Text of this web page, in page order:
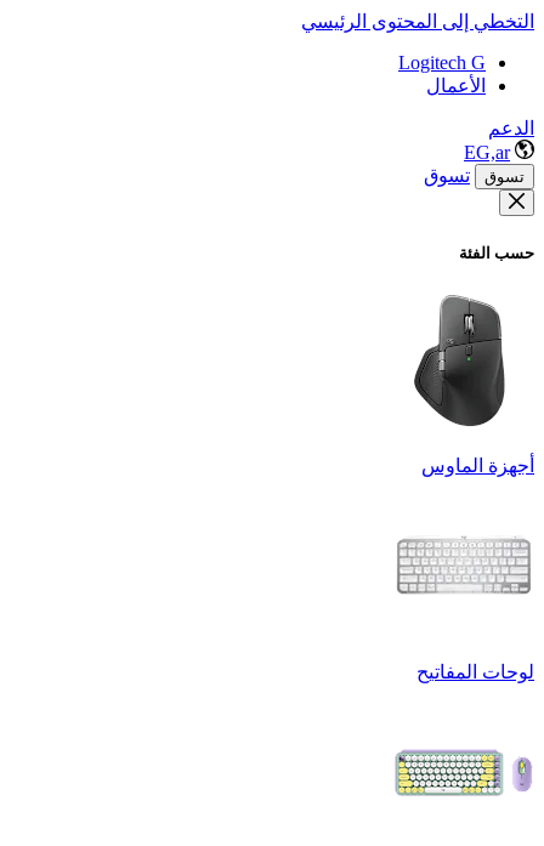
التخطي إلى المحتوى الرئيسي
Logitech G
الأعمال
الدعم
EG,ar
تسوق تسوق
حسب الفئة
أجهزة الماوس
لوحات المفاتيح